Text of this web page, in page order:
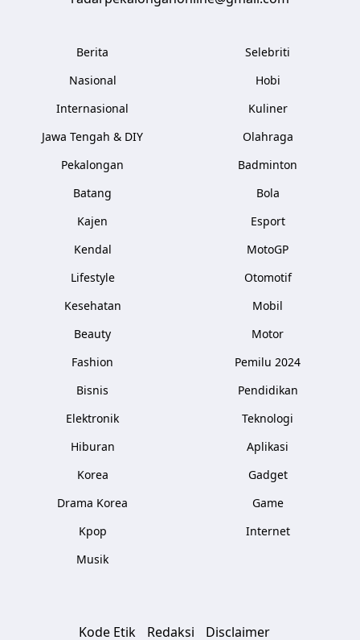
Berita
Nasional
Internasional
Jawa Tengah & DIY
Pekalongan
Batang
Kajen
Kendal
Lifestyle
Kesehatan
Beauty
Fashion
Bisnis
Elektronik
Hiburan
Korea
Drama Korea
Kpop
Musik
Selebriti
Hobi
Kuliner
Olahraga
Badminton
Bola
Esport
MotoGP
Otomotif
Mobil
Motor
Pemilu 2024
Pendidikan
Teknologi
Aplikasi
Gadget
Game
Internet
Kode Etik Redaksi Disclaimer